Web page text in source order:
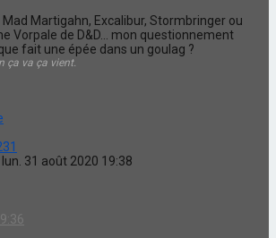
Martigahn, Excalibur, Stormbringer ou
Vorpale de D&D... mon questionnement
fait une épée dans un goulag ?
ça va ça vient.
lun. 31 août 2020 19:38